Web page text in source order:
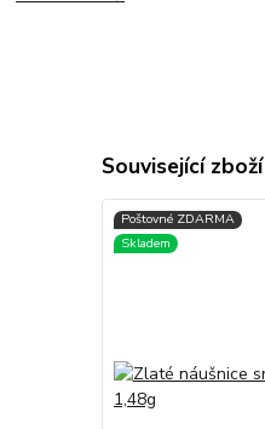
Související zboží